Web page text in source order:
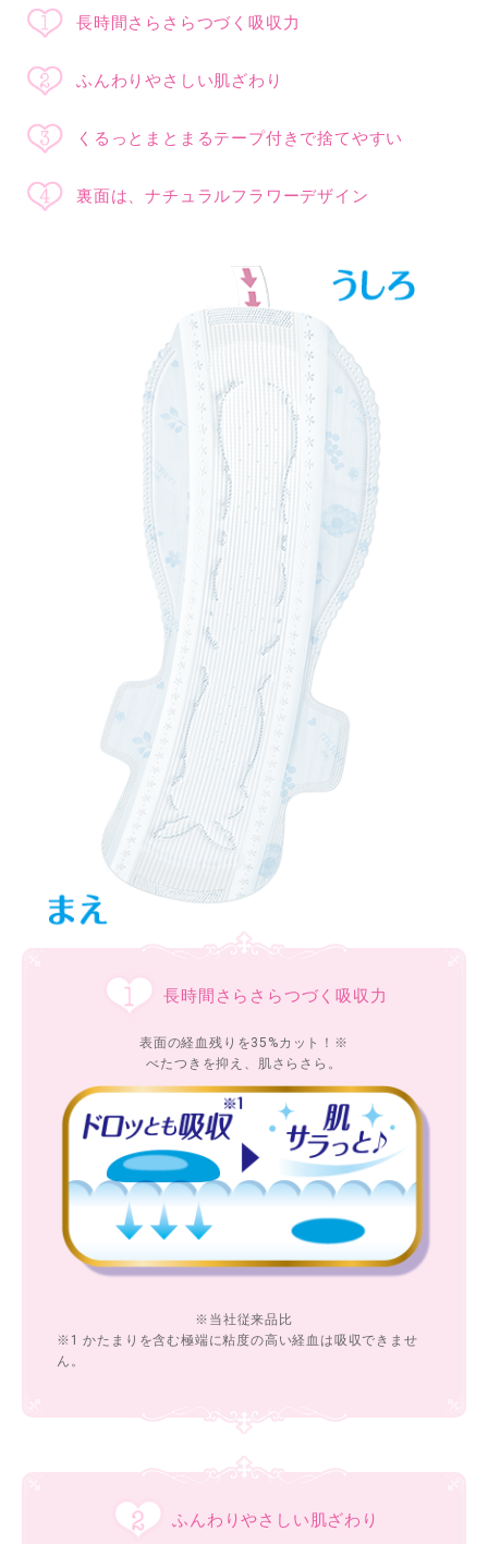
長時間さらさらつづく吸収力
ふんわりやさしい肌ざわり
くるっとまとまるテープ付きで捨てやすい
裏面は、ナチュラルフラワーデザイン
長時間さらさらつづく吸収力
表面の経血残りを35%カット！※
べたつきを抑え、肌さらさら。
※当社従来品比
※1 かたまりを含む極端に粘度の高い経血は吸収できませ
ん。
ふんわりやさしい肌ざわり